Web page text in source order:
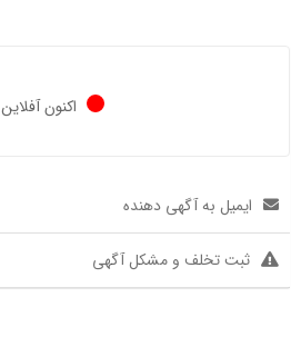
اکنون آفلاین
ایمیل به آگهی دهنده
ثبت تخلف و مشکل آگهی